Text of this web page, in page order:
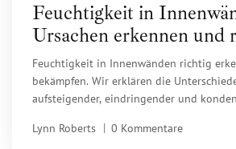
Feuchtigkeit in
Ursachen erkennen und
sanieren
Feuchtigkeit in Innenwänden richtig
bekämpfen. Wir erklären die
aufsteigender, eindringender und
Sanierungslösungen.
Lynn Roberts 0 Kommentare